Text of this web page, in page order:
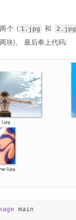
个 ( 1.jpg 和 2.jpg
块)。 最后奉上代码:
main